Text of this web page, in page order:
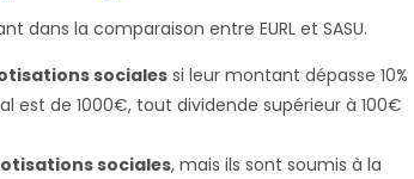
dans la comparaison entre EURL et SASU.
sociales si leur montant dépasse 10%
est de 1000€, tout dividende supérieur à 100€
sociales, mais ils sont soumis à la